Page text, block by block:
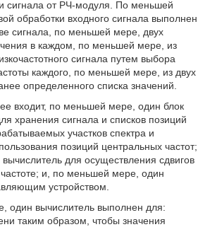
сигнала от РЧ-модуля. По меньшей
обработки входного сигнала выполнен
сигнала, по меньшей мере, двух
в каждом, по меньшей мере, из
сигнала путем выбора
каждого, по меньшей мере, из двух
определенного списка значений.
входит, по меньшей мере, один блок
хранения сигнала и списков позиций
участков спектра и
позиций центральных частот;
для осуществления сдвигов
и, по меньшей мере, один
устройством.
один вычислитель выполнен для:
таким образом, чтобы значения